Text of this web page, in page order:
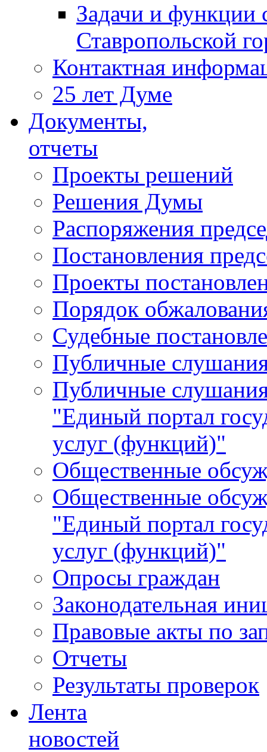
Задачи и функции
Ставропольской
Контактная
25 лет Думе
Документы,
отчеты
Проекты решений
Решения Думы
Распоряжения
Постановления
Проекты
Порядок
Судебные
Публичные
Публичные
"Единый портал
услуг (функций)"
Общественные
Общественные
"Единый портал
услуг (функций)"
Опросы граждан
Законодательная
Правовые акты по
Отчеты
Результаты проверок
Лента
новостей